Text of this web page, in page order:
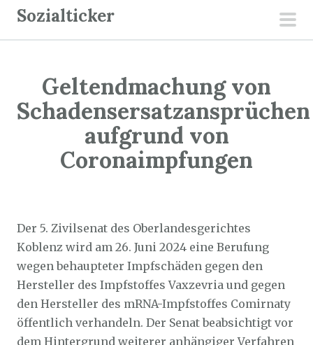
Sozialticker
Geltendmachung von
Schadensersatzansprüchen
aufgrund von
Coronaimpfungen
Der 5. Zivilsenat des Oberlandesgerichtes
Koblenz wird am 26. Juni 2024 eine Berufung
wegen behaupteter Impfschäden gegen den
Hersteller des Impfstoffes Vaxzevria und gegen
den Hersteller des mRNA-Impfstoffes Comirnaty
öffentlich verhandeln. Der Senat beabsichtigt vor
dem Hintergrund weiterer anhängiger Verfahren